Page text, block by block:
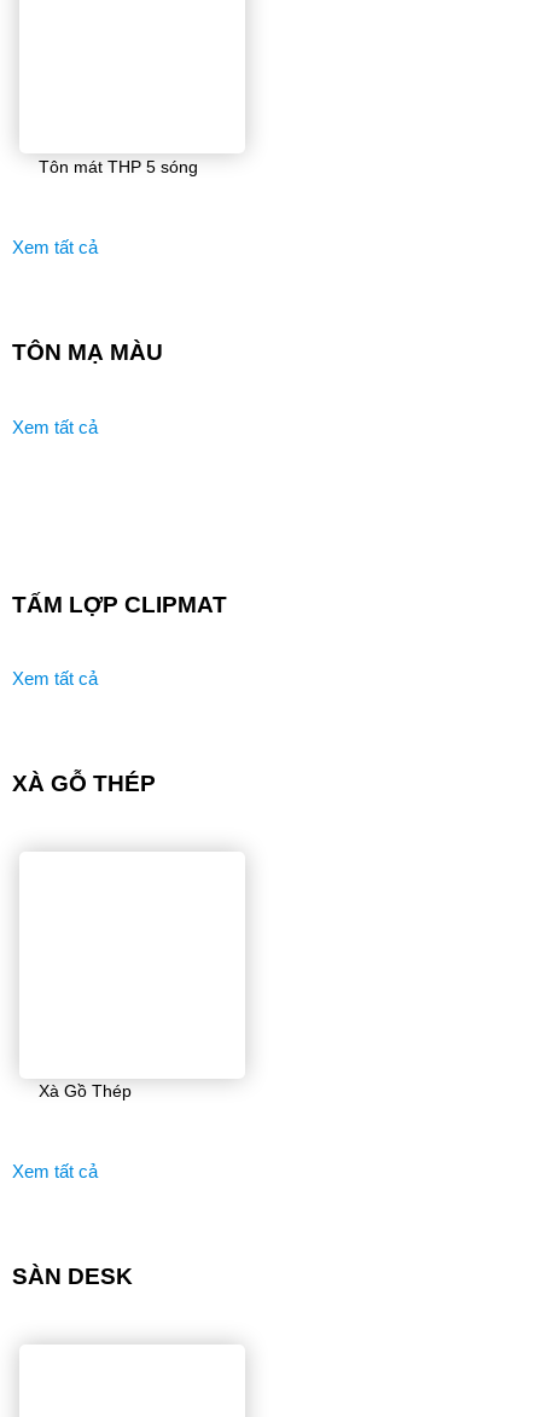
Tôn mát THP 5 sóng
Xem tất cả
TÔN MẠ MÀU
Xem tất cả
TẤM LỢP CLIPMAT
Xem tất cả
XÀ GỖ THÉP
Xà Gồ Thép
Xem tất cả
SÀN DESK